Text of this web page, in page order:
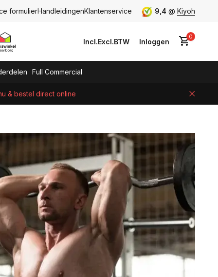
formulierHandleidingenKlantenservice 9,4 @ Kiyoh
Incl.Excl.BTW Inloggen
Account aanmaken
0
Full Commercial
& bestel direct online